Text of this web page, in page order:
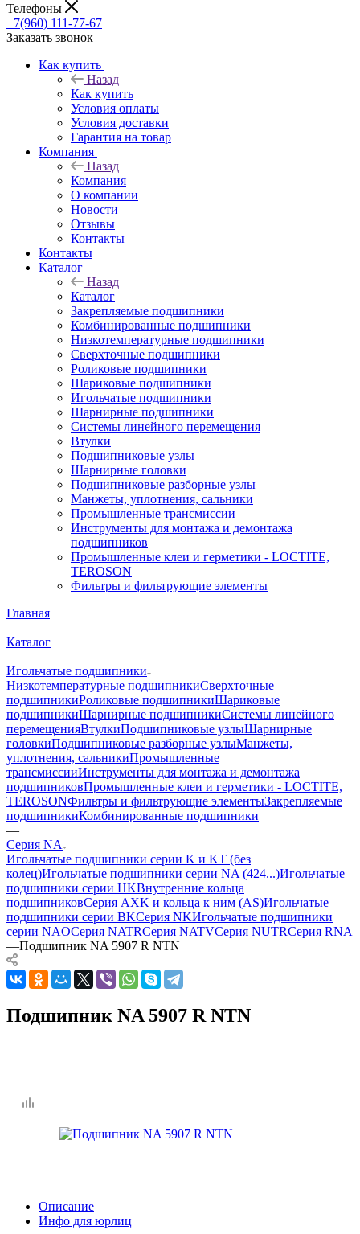
Телефоны
+7(960) 111-77-67
Заказать звонок
Как купить
Назад
Как купить
Условия оплаты
Условия доставки
Гарантия на товар
Компания
Назад
Компания
О компании
Новости
Отзывы
Контакты
Контакты
Каталог
Назад
Каталог
Закрепляемые подшипники
Комбинированные подшипники
Низкотемпературные подшипники
Сверхточные подшипники
Роликовые подшипники
Шариковые подшипники
Игольчатые подшипники
Шарнирные подшипники
Системы линейного перемещения
Втулки
Подшипниковые узлы
Шарнирные головки
Подшипниковые разборные узлы
Манжеты, уплотнения, сальники
Промышленные трансмиссии
Инструменты для монтажа и демонтажа
подшипников
Промышленные клеи и герметики - LOCTITE,
TEROSON
Фильтры и фильтрующие элементы
Главная
—
Каталог
—
Игольчатые подшипники
Низкотемпературные подшипникиСверхточные
подшипникиРоликовые подшипникиШариковые
подшипникиШарнирные подшипникиСистемы линейного
перемещенияВтулкиПодшипниковые узлыШарнирные
головкиПодшипниковые разборные узлыМанжеты,
уплотнения, сальникиПромышленные
трансмиссииИнструменты для монтажа и демонтажа
подшипниковПромышленные клеи и герметики - LOCTITE,
TEROSONФильтры и фильтрующие элементыЗакрепляемые
подшипникиКомбинированные подшипники
—
Серия NA
Игольчатые подшипники серии K и KT (без
колец)Игольчатые подшипники серии NA (424...)Игольчатые
подшипники серии HKВнутренние кольца
подшипниковСерия AXK и кольца к ним (AS)Игольчатые
подшипники серии BKСерия NKИгольчатые подшипники
серии NAOСерия NATRСерия NATVСерия NUTRСерия RNA
—Подшипник NA 5907 R NTN
Подшипник NA 5907 R NTN
Описание
Инфо для юрлиц